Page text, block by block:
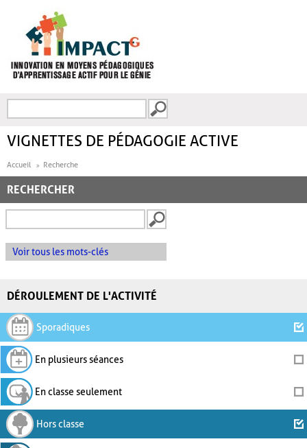
FORMULAIRE DE
VIGNETTES DE PÉDAGOGIE ACTIVE
Accueil Recherche
RECHERCHER
Voir tous les mots-clés
DÉROULEMENT DE L'ACTIVITÉ
Sporadiques
En plusieurs séances
En classe seulement
Hors classe